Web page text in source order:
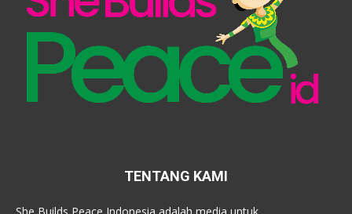
TENTANG KAMI